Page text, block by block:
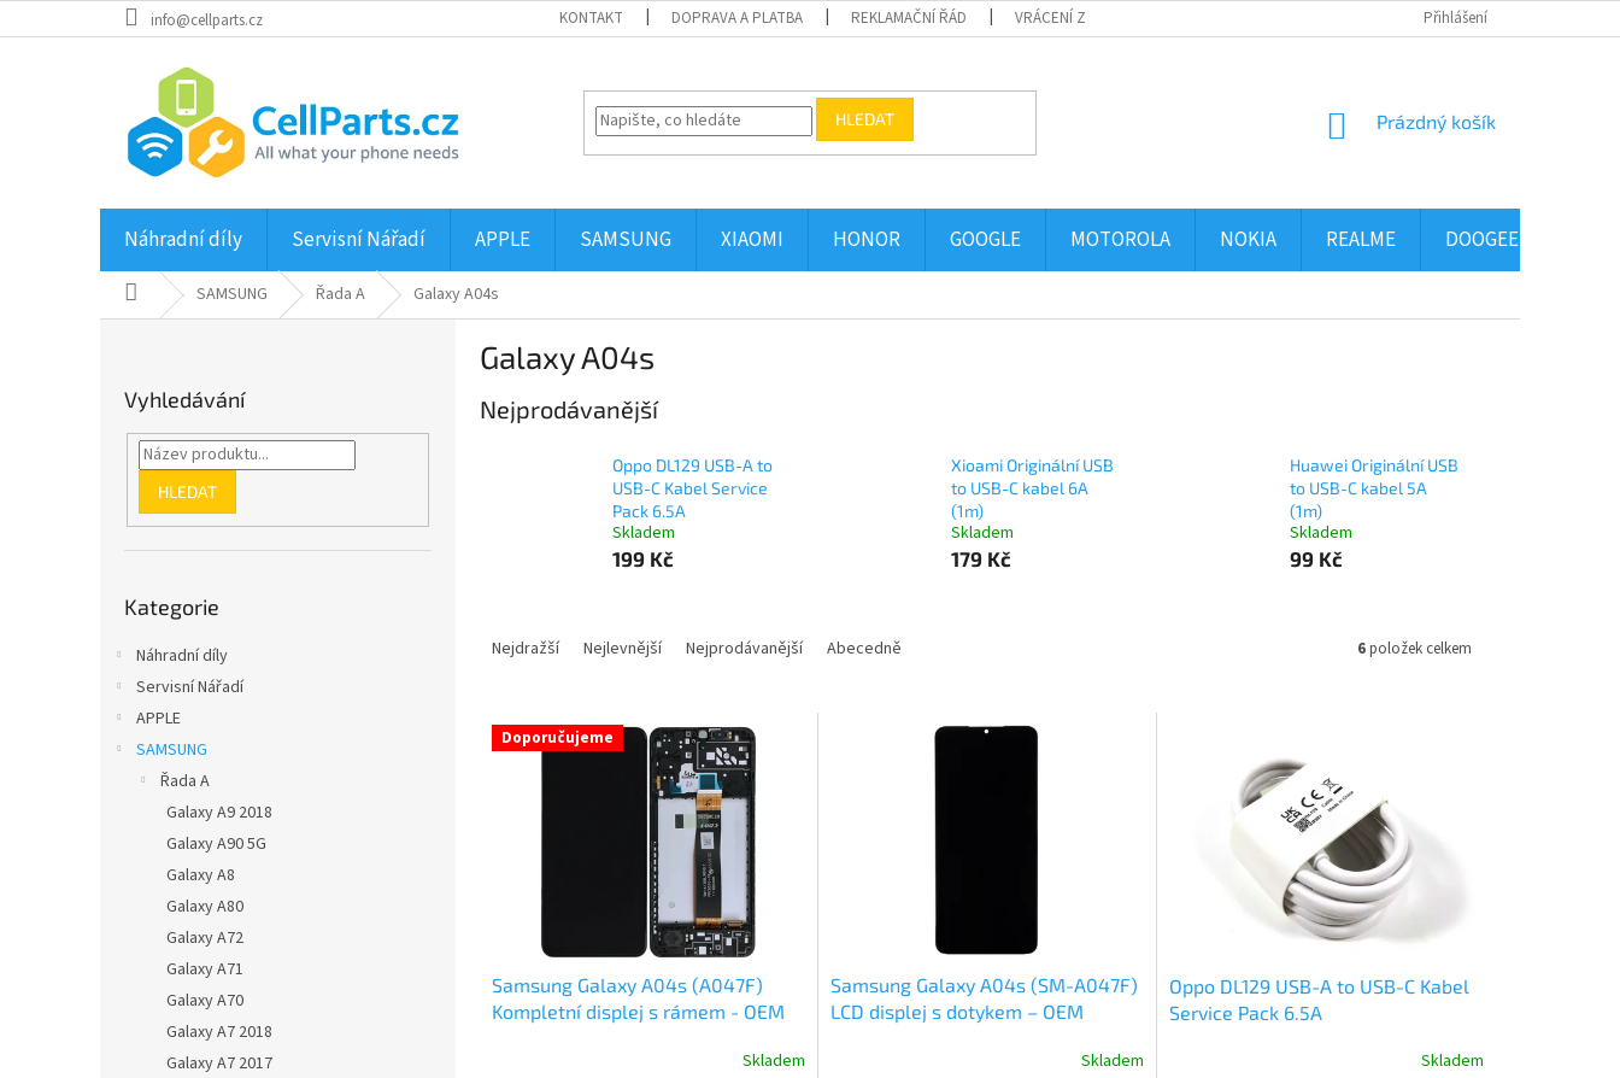
na
info@cellparts.cz KONTAKT DOPRAVA A PLATBA REKLAMAČNÍ ŘÁD VRÁCENÍ ZBOŽÍ PODMÍNKY OCHRANY OSOBNÍCH
Přihlášení
HLEDAT
NÁKUPNÍ
Prázdný košík
Náhradní díly Servisní Nářadí APPLE SAMSUNG XIAOMI HONOR GOOGLE MOTOROLA NOKIA REALME DOOGEE
Domů SAMSUNG Řada A Galaxy A04s
Vyhledávání
HLEDAT
kategorie
Kategorie
Náhradní díly
Servisní Nářadí
APPLE
SAMSUNG
Řada A
Galaxy A9 2018
Galaxy A90 5G
Galaxy A8
Galaxy A80
Galaxy A72
Galaxy A71
Galaxy A70
Galaxy A7 2018
Galaxy A7 2017
Galaxy A04s
Nejprodávanější
Oppo DL129 USB-A to
USB-C Kabel Service
Pack 6.5A
Skladem
199 Kč
Xioami Originální USB
to USB-C kabel 6A
(1m)
Skladem
179 Kč
Huawei Originální USB
to USB-C kabel 5A
(1m)
Skladem
99 Kč
n
Nejdražší Nejlevnější Nejprodávanější Abecedně 6položek celkem
V Doporučujeme
Samsung Galaxy A04s (A047F)
Kompletní displej s rámem - OEM
Skladem
Samsung Galaxy A04s (SM-A047F)
LCD displej s dotykem – OEM
Skladem
Oppo DL129 USB-A to USB-C Kabel
Service Pack 6.5A
Skladem